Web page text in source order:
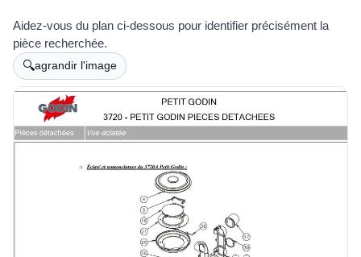
Aidez-vous du plan ci-dessous pour identifier précisément la
pièce recherchée.
🔍agrandir l'image